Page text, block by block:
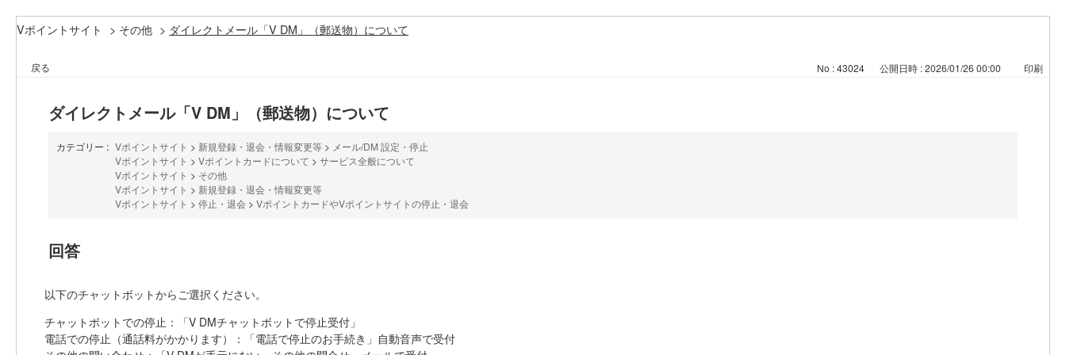
Vポイントサイト > その他 > ダイレクトメール「V DM」（郵送物）について
戻る No : 43024 公開日時 : 2026/01/26 00:00 印刷
ダイレクトメール「V DM」（郵送物）について
カテゴリー : Vポイントサイト > 新規登録・退会・情報変更等 > メール/DM 設定・停止
Vポイントサイト > Vポイントカードについて > サービス全般について
Vポイントサイト > その他
Vポイントサイト > 新規登録・退会・情報変更等
Vポイントサイト > 停止・退会 > VポイントカードやVポイントサイトの停止・退会
回答
以下のチャットボットからご選択ください。
チャットボットでの停止：「V DMチャットボットで停止受付」
電話での停止（通話料がかかります）：「電話で停止のお手続き」自動音声で受付